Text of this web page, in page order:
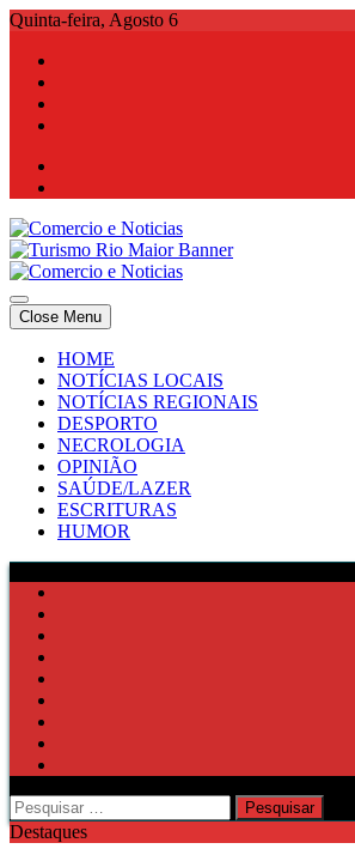
Skip
content
Quinta-feira, Agosto 6
Comercio e Noticias
Notícias e Publicidade Online
Comercio e Noticias
Notícias e Publicidade Online
Close Menu
HOME
NOTÍCIAS LOCAIS
NOTÍCIAS REGIONAIS
DESPORTO
NECROLOGIA
OPINIÃO
SAÚDE/LAZER
ESCRITURAS
HUMOR
Pesquisar
por:
Destaques